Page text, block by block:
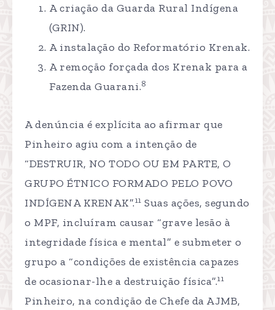
A criação da Guarda Rural Indígena
(GRIN).
A instalação do Reformatório Krenak.
A remoção forçada dos Krenak para a
Fazenda Guarani.8
A denúncia é explícita ao afirmar que
Pinheiro agiu com a intenção de
“DESTRUIR, NO TODO OU EM PARTE, O
GRUPO ÉTNICO FORMADO PELO POVO
INDÍGENA KRENAK”.11 Suas ações, segundo
o MPF, incluíram causar “grave lesão à
integridade física e mental” e submeter o
grupo a “condições de existência capazes
de ocasionar-lhe a destruição física”.11
Pinheiro, na condição de Chefe da AJMB,